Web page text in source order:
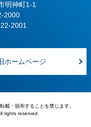
明神町1-1
2000
2001
旧ホームページ
載・頒布することを禁じます。
rights reserved.